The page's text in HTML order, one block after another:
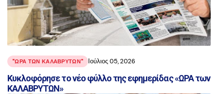
"ΩΡΑ ΤΩΝ ΚΑΛΑΒΡΥΤΩΝ" Ιούλιος 05, 2026
Κυκλοφόρησε το νέο φύλλο της εφημερίδας «ΩΡΑ των
ΚΑΛΑΒΡΥΤΩΝ»